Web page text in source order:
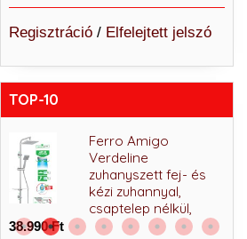
Regisztráció/ Elfelejtett jelszó
TOP-10
Ferro Amigo
Verdeline
zuhanyszett fej- és
kézi zuhannyal,
csaptelep nélkül,
38.990 Ft